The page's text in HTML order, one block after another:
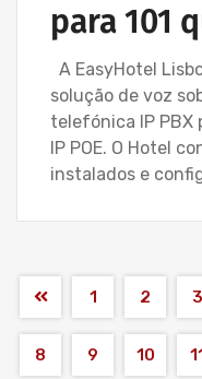
para 101
A EasyHotel
solução de voz
telefónica IP PBX
IP POE. O Hotel
instalados e
1 2 3
8 9 10